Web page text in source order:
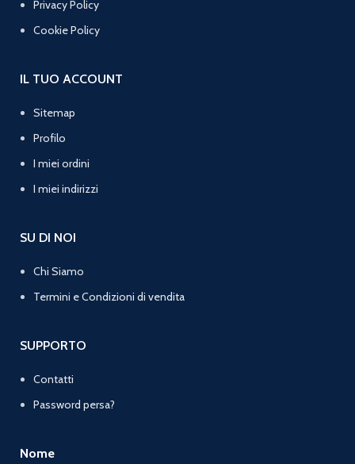
Privacy Policy
Cookie Policy
IL TUO ACCOUNT
Sitemap
Profilo
I miei ordini
I miei indirizzi
SU DI NOI
Chi Siamo
Termini e Condizioni di vendita
SUPPORTO
Contatti
Password persa?
Nome